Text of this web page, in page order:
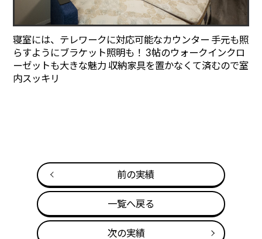
寝室には、テレワークに対応可能なカウンター 手元も照
らすようにブラケット照明も！ 3帖のウォークインクロ
ーゼットも大きな魅力 収納家具を置かなくて済むので室
内スッキリ
前の実績
一覧へ戻る
次の実績